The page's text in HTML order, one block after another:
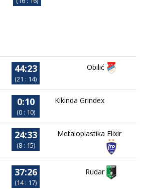
44:23
(21 : 14)
Obilić
0:10
(0 : 10)
Kikinda Grindex
24:33
(8 : 15)
Metaloplastika Elixir
37:26
(14 : 17)
Rudar